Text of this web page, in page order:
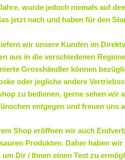
wurde jedoch niemals auf
jetzt nach und haben für den
wir unsere Kunden im
aus in die verschiedenen
Grosshändler können
oder jegliche andere
zu bedienen, gerne sehen wir
entgegen und freuen uns
Shop eröffnen wir auch
Produkten. Daher haben
um Dir / Ihnen einen Test zu